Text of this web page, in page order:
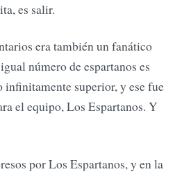
es salir.
era también un fanático
número de espartanos es
infinitamente superior, y ese fue
el equipo, Los Espartanos. Y
por Los Espartanos, y en la